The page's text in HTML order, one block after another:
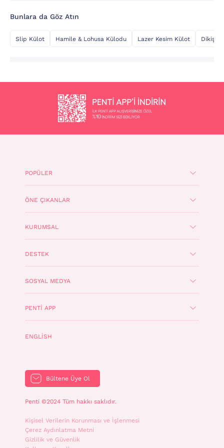
Bunlara da Göz Atın
Slip Külot Hamile & Lohusa Külodu Lazer Kesim Külot
POPÜLER
ÖNE ÇIKANLAR
KURUMSAL
DESTEK
SOSYAL MEDYA
PENTI APP
ENGLISH
Bültene Üye Ol
Penti ©2024 Tüm hakkı saklıdır.
Kişisel Verilerin Korunması ve İşlenmesi
Çerez Aydınlatma Metni
Gizlilik ve Güvenlik